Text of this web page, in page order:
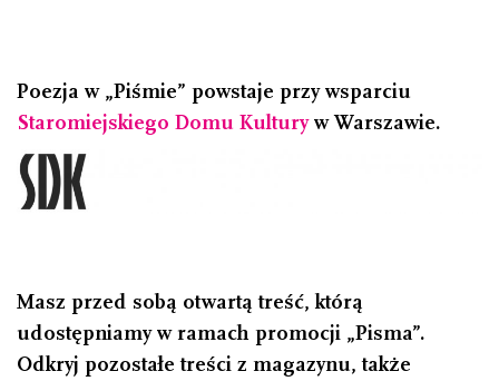
Poezja w „Piśmie” powstaje przy wsparciu
Staromiejskiego Domu Kulturyw Warszawie.
Masz przed sobą otwartą treść, którą
udostępniamy w ramach promocji „Pisma”.
Odkryj pozostałe treści z magazynu, także